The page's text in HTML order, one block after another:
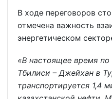
В ходе переговоров
отмечена важность
энергетическом
«В настоящее время
Тбилиси – Джейхан в
транспортируется 1,4